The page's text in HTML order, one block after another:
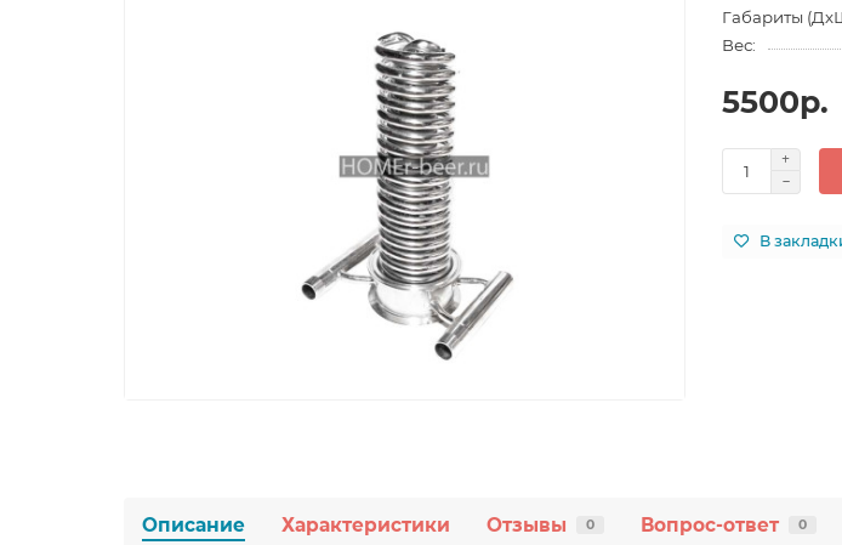
Габариты
Вес:
5500р.
В
Описание Характеристики Отзывы 0 Вопрос-ответ 0